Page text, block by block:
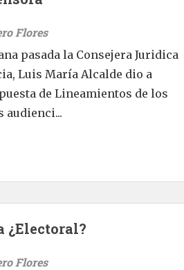
Flores
pasada la Consejera Juridica
Luis María Alcalde dio a
de Lineamientos de los
audienci...
¿Electoral?
Flores